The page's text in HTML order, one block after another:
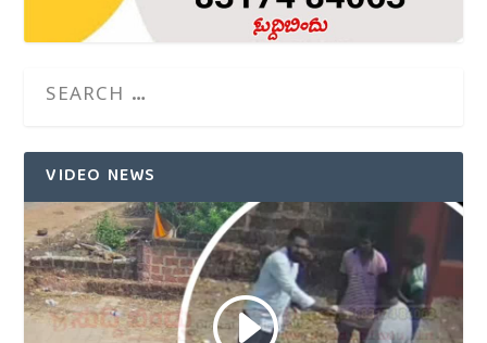
VIDEO NEWS